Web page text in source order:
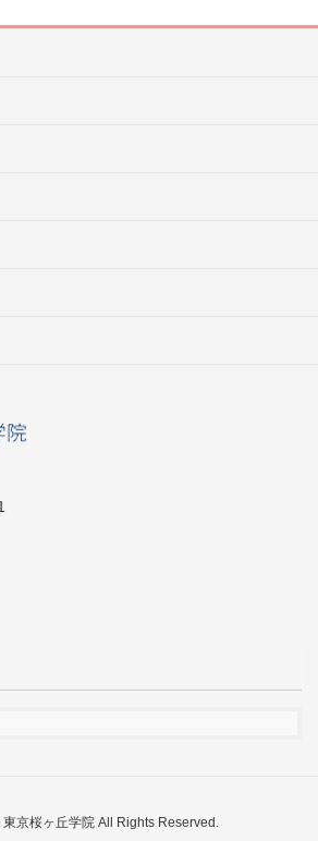
京桜ヶ丘学院 All Rights Reserved.